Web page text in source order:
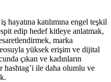
hayatına katılımına engel teşkil
edip hedef kitleye anlatmak,
marka
yüksek erişim ve dijital
çıkan ve kadınların
ile daha olumlu ve